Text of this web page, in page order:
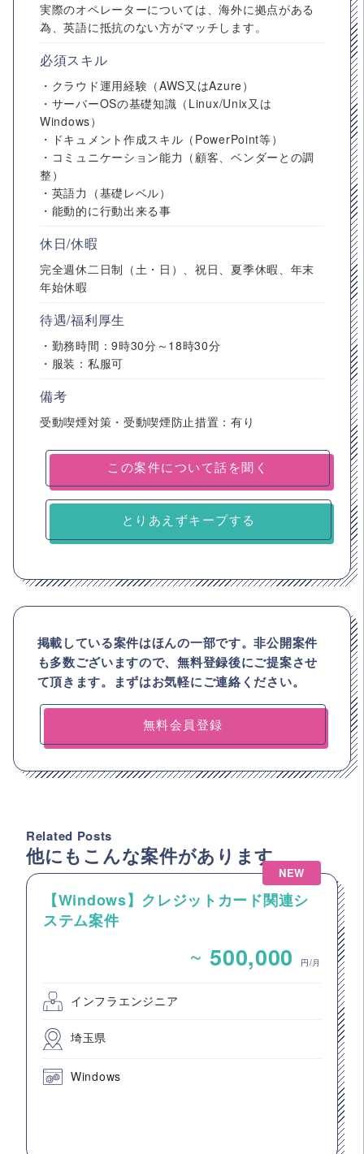
実際のオペレーターについては、海外に拠点がある
為、英語に抵抗のない方がマッチします。
必須スキル
・クラウド運用経験（AWS又はAzure）
・サーバーOSの基礎知識（Linux/Unix又は
Windows）
・ドキュメント作成スキル（PowerPoint等）
・コミュニケーション能力（顧客、ベンダーとの調
整）
・英語力（基礎レベル）
・能動的に行動出来る事
休日/休暇
完全週休二日制（土・日）、祝日、夏季休暇、年末
年始休暇
待遇/福利厚生
・勤務時間：9時30分～18時30分
・服装：私服可
備考
受動喫煙対策・受動喫煙防止措置：有り
とりあえずキープする
掲載している案件はほんの一部です。非公開案件
も多数ございますので、無料登録後にご提案させ
て頂きます。まずはお気軽にご連絡ください。
無料会員登録
Related Posts
他にもこんな案件があります
NEW
【Windows】クレジットカード関連シ
ステム案件
~ 500,000 円/月
インフラエンジニア
埼玉県
Windows